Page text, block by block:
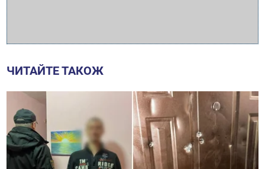
ЧИТАЙТЕ ТАКОЖ